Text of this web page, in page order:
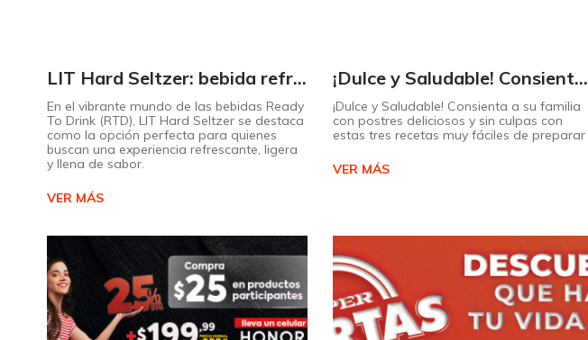
LIT Hard Seltzer: bebida refrescante y ligera para disfrutar de este verano
En el vibrante mundo de las bebidas Ready
To Drink (RTD), LIT Hard Seltzer se destaca
como la opción perfecta para quienes
buscan una experiencia refrescante, ligera
y llena de sabor.
VER MÁS
¡Dulce y Saludable! Consienta a su familia con postres deliciosos y sin culpas
¡Dulce y Saludable! Consienta a su familia
con postres deliciosos y sin culpas con
estas tres recetas muy fáciles de preparar
VER MÁS